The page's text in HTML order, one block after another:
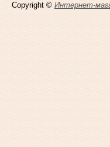
Copyright © Интернет-